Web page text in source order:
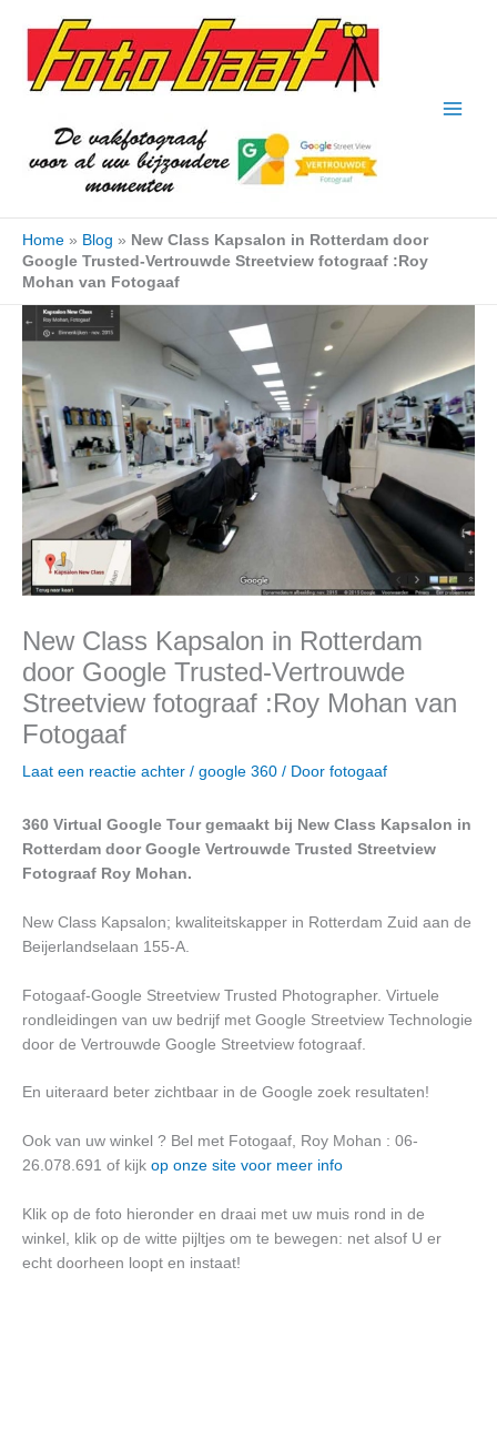
naar
inhoud
Home » Blog » New Class Kapsalon in Rotterdam door
Google Trusted-Vertrouwde Streetview fotograaf :Roy
Mohan van Fotogaaf
New Class Kapsalon in Rotterdam
door Google Trusted-Vertrouwde
Streetview fotograaf :Roy Mohan van
Fotogaaf
Laat een reactie achter / google 360 / Door fotogaaf
360 Virtual Google Tour gemaakt bij New Class Kapsalon in
Rotterdam door Google Vertrouwde Trusted Streetview
Fotograaf Roy Mohan.
New Class Kapsalon; kwaliteitskapper in Rotterdam Zuid aan de
Beijerlandselaan 155-A.
Fotogaaf-Google Streetview Trusted Photographer. Virtuele
rondleidingen van uw bedrijf met Google Streetview Technologie
door de Vertrouwde Google Streetview fotograaf.
En uiteraard beter zichtbaar in de Google zoek resultaten!
Ook van uw winkel ? Bel met Fotogaaf, Roy Mohan : 06-
26.078.691 of kijk op onze site voor meer info
Klik op de foto hieronder en draai met uw muis rond in de
winkel, klik op de witte pijltjes om te bewegen: net alsof U er
echt doorheen loopt en instaat!